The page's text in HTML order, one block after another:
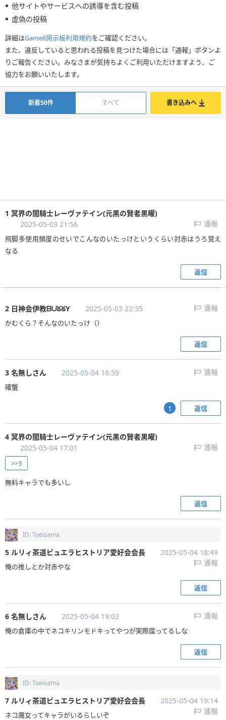
他サイトやサービスへの誘導を含む投稿
虚偽の投稿
詳細はGame8掲示板利用規約をご確認ください。
また、違反していると思われる投稿を見つけた場合には「通報」ボタンよ
りご報告ください。みなさまが気持ちよくご利用いただけますよう、ご
協力をお願いいたします。
新着50件 すべて 書き込みへ
1 冥界の闇騎士レーヴァテイン(元黒の賢者黒曜)
2025-05-03 21:56
通報
飛脚多使用頻度のせいでこんなのいたっけというくらい対赤はうろ覚え
なる
返信
2 日神会伊教ᗷᑌᘜᘜY 2025-05-03 22:35 通報
かむくら？そんなのいたっけ（）
返信
3 名無しさん 2025-05-04 16:59 通報
確蟹
返信
1
4 冥界の闇騎士レーヴァテイン(元黒の賢者黒曜)
2025-05-04 17:01
通報
>>3
無料キャラでも多いし
返信
ID: Toeisama
5 ルリィ茶道ピュエラヒストリア愛好会会長 2025-05-04 18:49
通報
俺の推しとか対赤やな
返信
6 名無しさん 2025-05-04 19:02 通報
俺の倉庫の中でネコキリンモドキってやつが実際腐ってるしな
返信
ID: Toeisama
7 ルリィ茶道ピュエラヒストリア愛好会会長 2025-05-04 19:14
通報
ネコ魔女ってキャラがいるらしいぞ